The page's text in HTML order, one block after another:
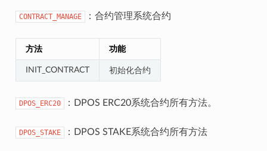
CONTRACT_MANAGE ：合约管理系统合约
方法 功能
INIT_CONTRACT 初始化合约
DPOS_ERC20 ：DPOS ERC20系统合约所有方法。
DPOS_STAKE ：DPOS STAKE系统合约所有方法